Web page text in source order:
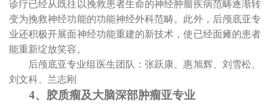
诊疗已经从既往以挽救患者生命的神经肿瘤疾病范畴逐渐转
变为挽救神经功能的功能神经外科范畴。此外，后颅底亚专
业还积极开展面神经功能重建的新技术，使已经面瘫的患者
能重新绽放笑容。
后颅底亚专业组医生团队：张跃康、惠旭辉、刘雪松、
刘文科、兰志刚
4、胶质瘤及大脑深部肿瘤亚专业